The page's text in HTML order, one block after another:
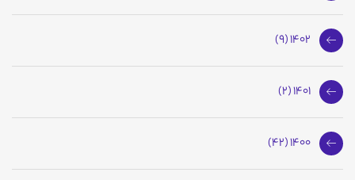
1402 (9)
1401 (2)
1400 (42)